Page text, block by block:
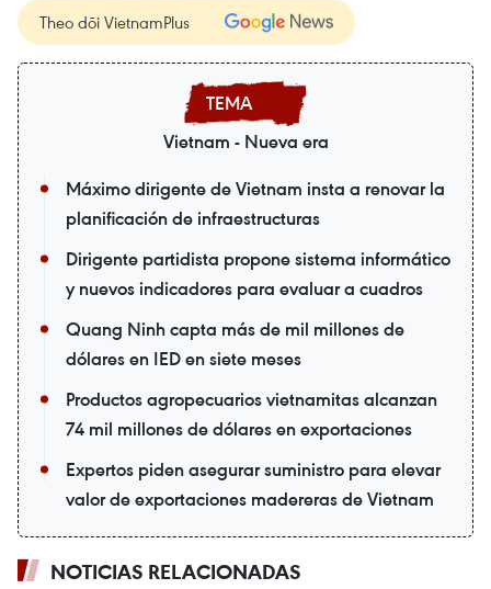
Theo dõi VietnamPlus
Vietnam - Nueva era
Máximo dirigente de Vietnam insta a renovar la
planificación de infraestructuras
Dirigente partidista propone sistema informático
y nuevos indicadores para evaluar a cuadros
Quang Ninh capta más de mil millones de
dólares en IED en siete meses
Productos agropecuarios vietnamitas alcanzan
74 mil millones de dólares en exportaciones
Expertos piden asegurar suministro para elevar
valor de exportaciones madereras de Vietnam
NOTICIAS RELACIONADAS